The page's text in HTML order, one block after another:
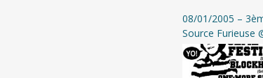
08/01/2005 –
Source Furieuse